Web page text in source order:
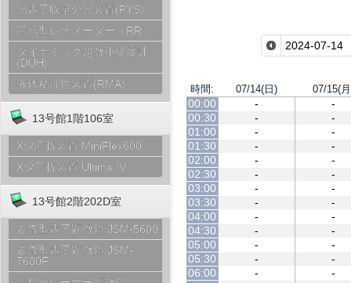
光電子収量分光装置(PYS)
回転型レオメーター（RR）
ダイナミック超微小硬度計
(DUH)
液体粘弾性装置(RMA)
13号館1階106室
X線回折装置 MiniFlex600
X線回折装置 Ultima IV
13号館2階202D室
走査型電子顕微鏡 JSM-5600
走査型電子顕微鏡 JSM-
7600F
時間: 07/14(日) 07/15(
00:00 -
-
00:30
-
-
01:00
-
-
01:30
-
-
02:00
-
-
02:30
-
-
03:00
-
-
03:30
-
-
04:00
-
-
04:30
-
-
05:00
-
-
05:30
-
-
06:00
-
-